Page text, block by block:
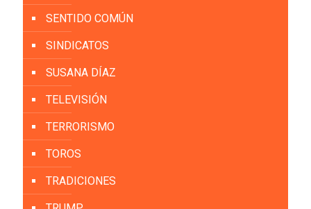
SENTIDO COMÚN
SINDICATOS
SUSANA DÍAZ
TELEVISIÓN
TERRORISMO
TOROS
TRADICIONES